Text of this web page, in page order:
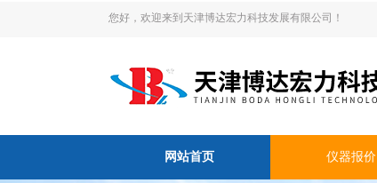
您好，欢迎来到天津博达宏力科技发展有限公司！
网站首页 仪器报价